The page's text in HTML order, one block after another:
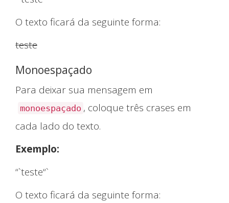
O texto ficará da seguinte forma:
teste
Monoespaçado
Para deixar sua mensagem em
monoespaçado , coloque três crases em
cada lado do texto.
Exemplo:
“`teste“`
O texto ficará da seguinte forma: